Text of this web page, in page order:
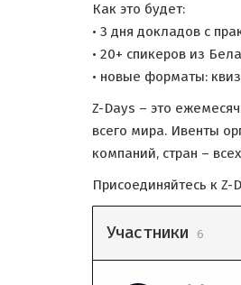
Как это будет:
• 3 дня докладов с
• 20+ спикеров из
• новые форматы:
Z-Days – это
всего мира. Ивенты
компаний, стран –
Присоединяйтесь к
Участники 6